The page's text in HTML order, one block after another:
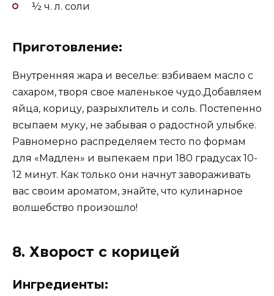
½ ч. л. соли
Приготовление:
Внутренняя жара и веселье: взбиваем масло с
сахаром, творя свое маленькое чудо.Добавляем
яйца, корицу, разрыхлитель и соль. Постепенно
всыпаем муку, не забывая о радостной улыбке.
Равномерно распределяем тесто по формам
для «Мадлен» и выпекаем при 180 градусах 10-
12 минут. Как только они начнут завораживать
вас своим ароматом, знайте, что кулинарное
волшебство произошло!
8. Хворост с корицей
Ингредиенты: